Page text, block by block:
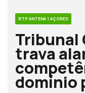
RTP ANTENA 1 AÇORES
trava
domínio